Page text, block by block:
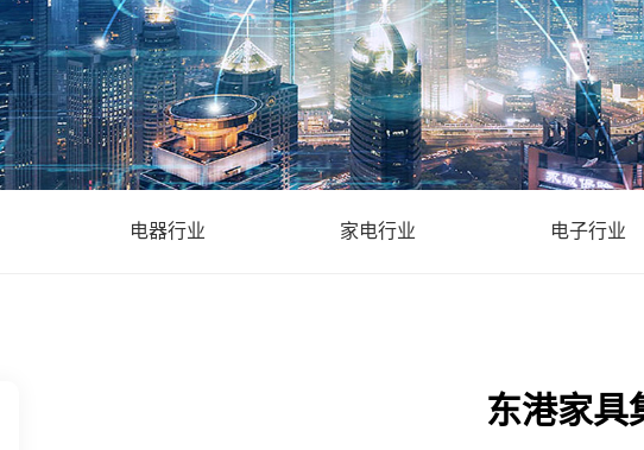
电器行业 家电行业 电子行业
东港家具